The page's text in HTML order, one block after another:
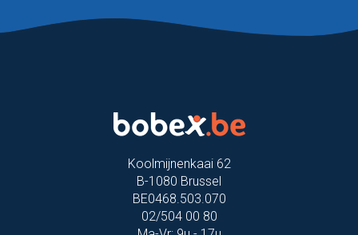
Koolmijnenkaai 62
B-1080 Brussel
BE0468.503.070
02/504 00 80